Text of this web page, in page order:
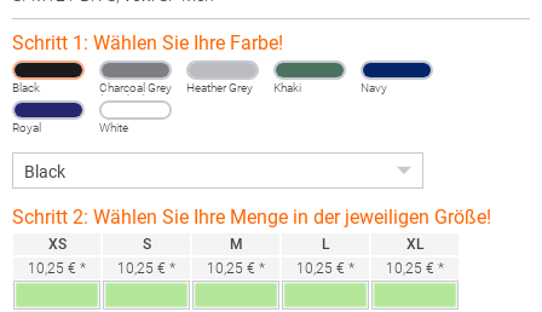
Schritt 1: Wählen Sie Ihre Farbe!
Black
Charcoal Grey
(Heather)
Heather Grey Khaki Navy
Royal White
Schritt 2: Wählen Sie Ihre Menge in der jeweiligen Größe!
XS
10,25 € *
S
10,25 € *
M
10,25 € *
L
10,25 € *
XL
10,25 € *